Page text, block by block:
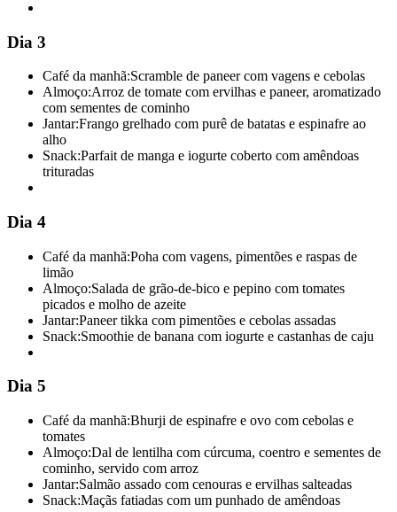
Dia 3
Café da manhã:Scramble de paneer com vagens e cebolas
Almoço:Arroz de tomate com ervilhas e paneer, aromatizado
com sementes de cominho
Jantar:Frango grelhado com purê de batatas e espinafre ao
alho
Snack:Parfait de manga e iogurte coberto com amêndoas
trituradas
Dia 4
Café da manhã:Poha com vagens, pimentões e raspas de
limão
Almoço:Salada de grão-de-bico e pepino com tomates
picados e molho de azeite
Jantar:Paneer tikka com pimentões e cebolas assadas
Snack:Smoothie de banana com iogurte e castanhas de caju
Dia 5
Café da manhã:Bhurji de espinafre e ovo com cebolas e
tomates
Almoço:Dal de lentilha com cúrcuma, coentro e sementes de
cominho, servido com arroz
Jantar:Salmão assado com cenouras e ervilhas salteadas
Snack:Maçãs fatiadas com um punhado de amêndoas